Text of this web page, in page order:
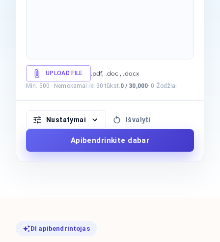
UPLOAD FILE .pdf, .doc , .docx
Min. 500 · Nemokamai iki 30 tūkst.0/ 30,000· 0 Žodžiai
Nustatymai Išvalyti
Apibendrinkite dabar
DI apibendrintojas